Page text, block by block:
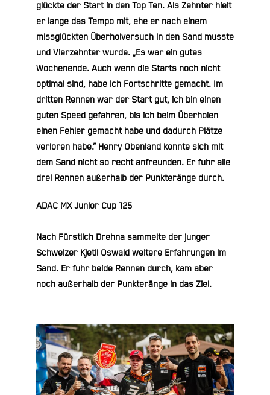
glückte der Start in den Top Ten. Als Zehnter hielt
er lange das Tempo mit, ehe er nach einem
missglückten Überholversuch in den Sand musste
und Vierzehnter wurde. „Es war ein gutes
Wochenende. Auch wenn die Starts noch nicht
optimal sind, habe ich Fortschritte gemacht. Im
dritten Rennen war der Start gut, ich bin einen
guten Speed gefahren, bis ich beim Überholen
einen Fehler gemacht habe und dadurch Plätze
verloren habe.“ Henry Obenland konnte sich mit
dem Sand nicht so recht anfreunden. Er fuhr alle
drei Rennen außerhalb der Punkteränge durch.
ADAC MX Junior Cup 125
Nach Fürstlich Drehna sammelte der junger
SchweizerKjetil Oswaldweitere Erfahrungen im
Sand. Er fuhr beide Rennen durch, kam aber
noch außerhalb der Punkteränge in das Ziel.